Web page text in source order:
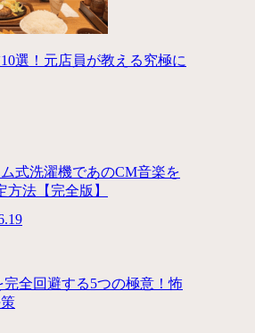
選！元店員が教える究極に
式洗濯機であのCM音楽を
法【完全版】
全回避する5つの極意！怖